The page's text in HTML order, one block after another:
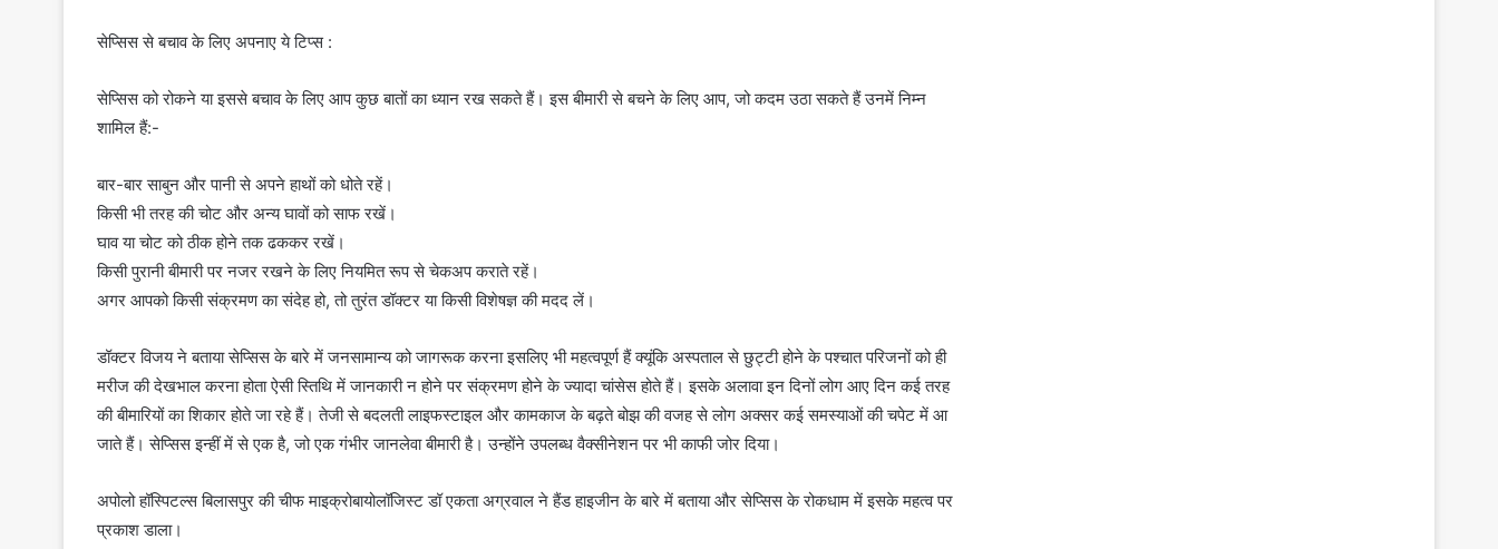
सेप्सिस से बचाव के लिए अपनाए ये टिप्स :
सेप्सिस को रोकने या इससे बचाव के लिए आप कुछ बातों का ध्यान रख सकते हैं। इस बीमारी से बचने के लिए आप, जो कदम उठा सकते हैं उनमें निम्न
शामिल हैं:-
बार-बार साबुन और पानी से अपने हाथों को धोते रहें।
किसी भी तरह की चोट और अन्य घावों को साफ रखें।
घाव या चोट को ठीक होने तक ढककर रखें।
किसी पुरानी बीमारी पर नजर रखने के लिए नियमित रूप से चेकअप कराते रहें।
अगर आपको किसी संक्रमण का संदेह हो, तो तुरंत डॉक्टर या किसी विशेषज्ञ की मदद लें।
डॉक्टर विजय ने बताया सेप्सिस के बारे में जनसामान्य को जागरूक करना इसलिए भी महत्वपूर्ण हैं क्यूंकि अस्पताल से छुट्टी होने के पश्चात परिजनों को ही
मरीज की देखभाल करना होता ऐसी स्तिथि में जानकारी न होने पर संक्रमण होने के ज्यादा चांसेस होते हैं। इसके अलावा इन दिनों लोग आए दिन कई तरह
की बीमारियों का शिकार होते जा रहे हैं। तेजी से बदलती लाइफस्टाइल और कामकाज के बढ़ते बोझ की वजह से लोग अक्सर कई समस्याओं की चपेट में आ
जाते हैं। सेप्सिस इन्हीं में से एक है, जो एक गंभीर जानलेवा बीमारी है। उन्होंने उपलब्ध वैक्सीनेशन पर भी काफी जोर दिया।
अपोलो हॉस्पिटल्स बिलासपुर की चीफ माइक्रोबायोलॉजिस्ट डॉ एकता अग्रवाल ने हैंड हाइजीन के बारे में बताया और सेप्सिस के रोकधाम में इसके महत्व पर
प्रकाश डाला।